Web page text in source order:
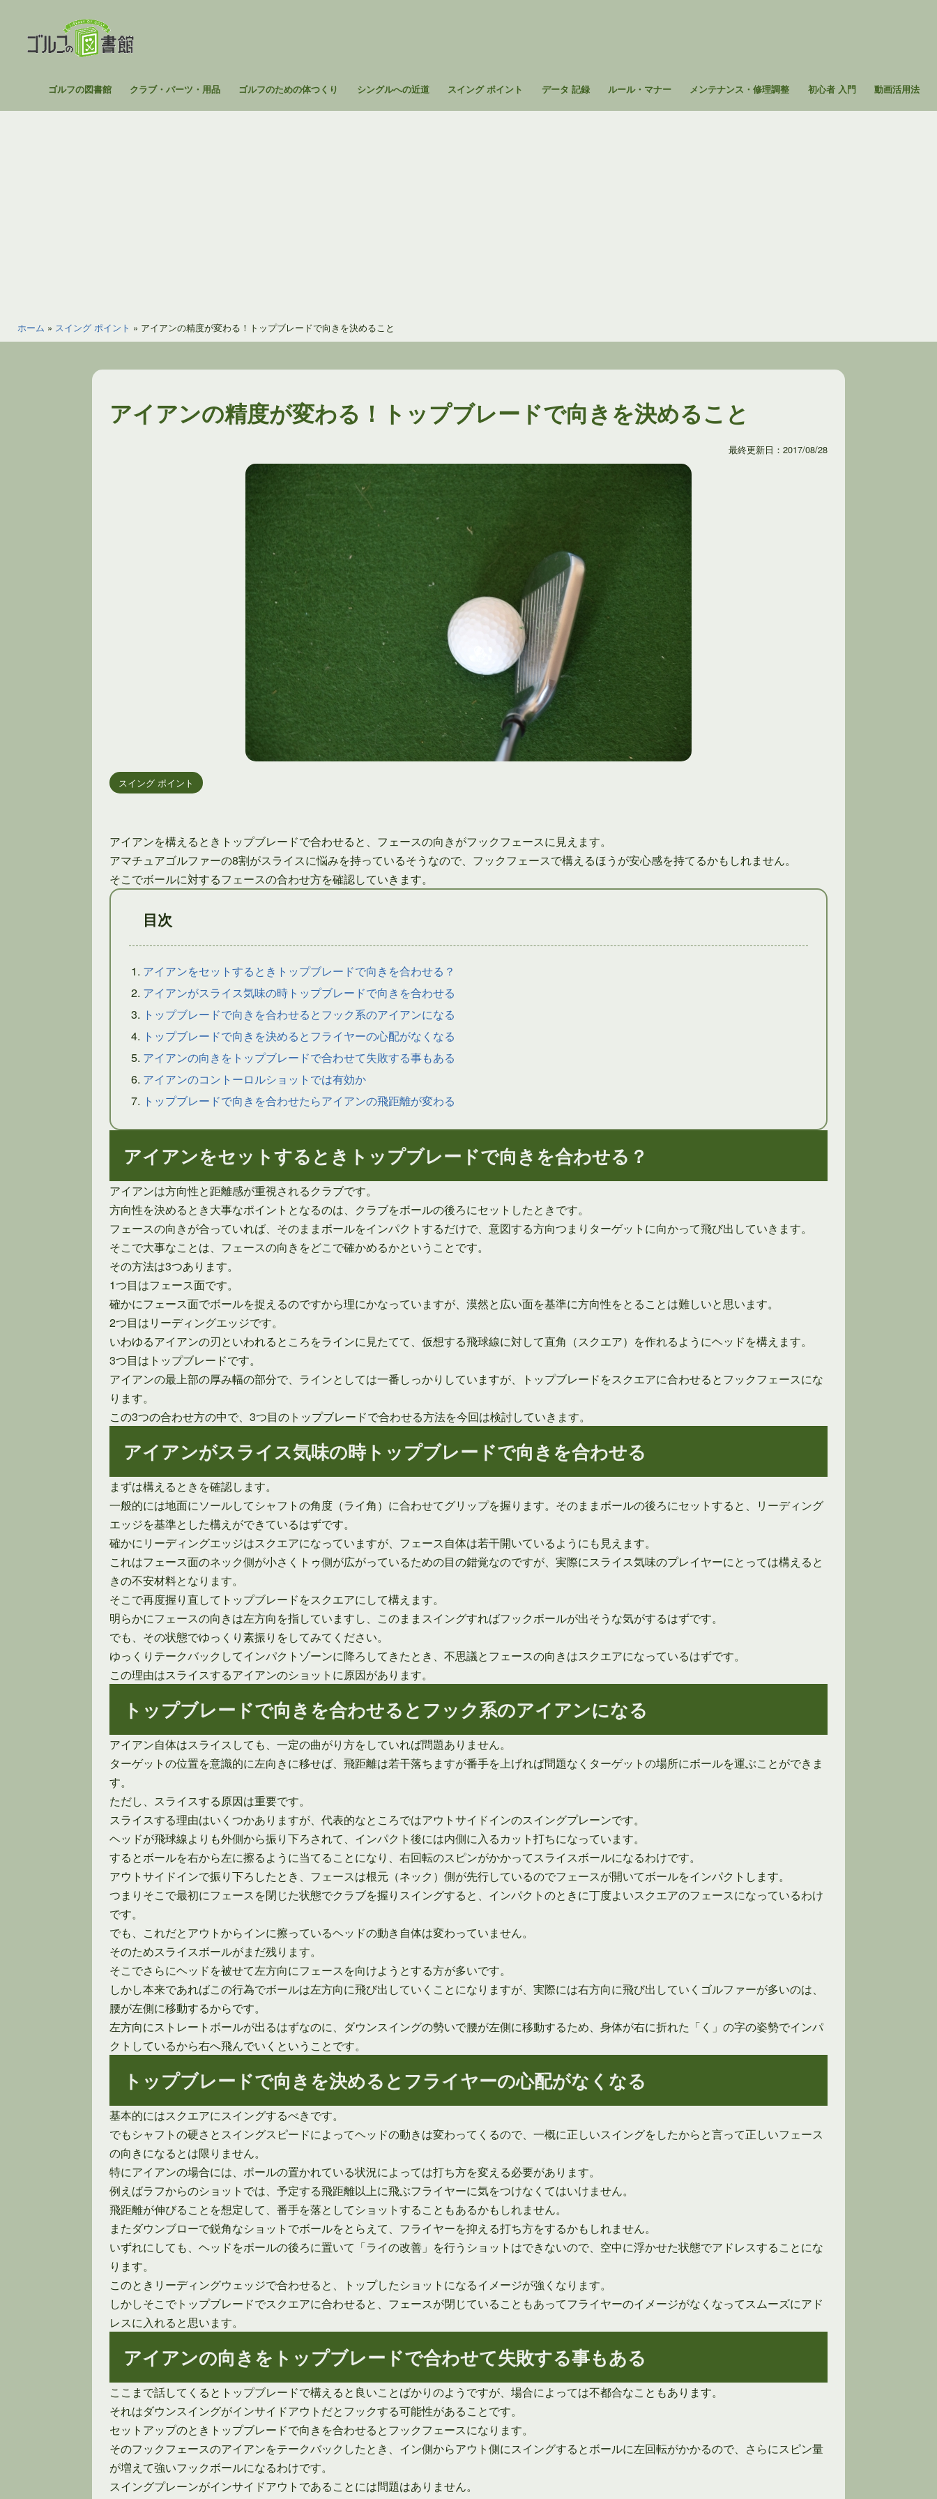
ゴルフの図書館 クラブ・パーツ・用品 ゴルフのための体つくり シングルへの近道 スイング ポイント データ 記録 ルール・マナー メンテナンス・修理調整 初心者 入門 動画活用法
ホーム » スイング ポイント » アイアンの精度が変わる！トップブレードで向きを決めること
アイアンの精度が変わる！トップブレードで向きを決めること
最終更新日：2017/08/28
スイング ポイント
アイアンを構えるときトップブレードで合わせると、フェースの向きがフックフェースに見えます。
アマチュアゴルファーの8割がスライスに悩みを持っているそうなので、フックフェースで構えるほうが安心感を持てるかもしれません。
そこでボールに対するフェースの合わせ方を確認していきます。
目次
アイアンをセットするときトップブレードで向きを合わせる？
アイアンがスライス気味の時トップブレードで向きを合わせる
トップブレードで向きを合わせるとフック系のアイアンになる
トップブレードで向きを決めるとフライヤーの心配がなくなる
アイアンの向きをトップブレードで合わせて失敗する事もある
アイアンのコントーロルショットでは有効か
トップブレードで向きを合わせたらアイアンの飛距離が変わる
アイアンをセットするときトップブレードで向きを合わせる？
アイアンは方向性と距離感が重視されるクラブです。
方向性を決めるとき大事なポイントとなるのは、クラブをボールの後ろにセットしたときです。
フェースの向きが合っていれば、そのままボールをインパクトするだけで、意図する方向つまりターゲットに向かって飛び出していきます。
そこで大事なことは、フェースの向きをどこで確かめるかということです。
その方法は3つあります。
1つ目はフェース面です。
確かにフェース面でボールを捉えるのですから理にかなっていますが、漠然と広い面を基準に方向性をとることは難しいと思います。
2つ目はリーディングエッジです。
いわゆるアイアンの刃といわれるところをラインに見たてて、仮想する飛球線に対して直角（スクエア）を作れるようにヘッドを構えます。
3つ目はトップブレードです。
アイアンの最上部の厚み幅の部分で、ラインとしては一番しっかりしていますが、トップブレードをスクエアに合わせるとフックフェースにな
ります。
この3つの合わせ方の中で、3つ目のトップブレードで合わせる方法を今回は検討していきます。
アイアンがスライス気味の時トップブレードで向きを合わせる
まずは構えるときを確認します。
一般的には地面にソールしてシャフトの角度（ライ角）に合わせてグリップを握ります。そのままボールの後ろにセットすると、リーディング
エッジを基準とした構えができているはずです。
確かにリーディングエッジはスクエアになっていますが、フェース自体は若干開いているようにも見えます。
これはフェース面のネック側が小さくトゥ側が広がっているための目の錯覚なのですが、実際にスライス気味のプレイヤーにとっては構えると
きの不安材料となります。
そこで再度握り直してトップブレードをスクエアにして構えます。
明らかにフェースの向きは左方向を指していますし、このままスイングすればフックボールが出そうな気がするはずです。
でも、その状態でゆっくり素振りをしてみてください。
ゆっくりテークバックしてインパクトゾーンに降ろしてきたとき、不思議とフェースの向きはスクエアになっているはずです。
この理由はスライスするアイアンのショットに原因があります。
トップブレードで向きを合わせるとフック系のアイアンになる
アイアン自体はスライスしても、一定の曲がり方をしていれば問題ありません。
ターゲットの位置を意識的に左向きに移せば、飛距離は若干落ちますが番手を上げれば問題なくターゲットの場所にボールを運ぶことができま
す。
ただし、スライスする原因は重要です。
スライスする理由はいくつかありますが、代表的なところではアウトサイドインのスイングプレーンです。
ヘッドが飛球線よりも外側から振り下ろされて、インパクト後には内側に入るカット打ちになっています。
するとボールを右から左に擦るように当てることになり、右回転のスピンがかかってスライスボールになるわけです。
アウトサイドインで振り下ろしたとき、フェースは根元（ネック）側が先行しているのでフェースが開いてボールをインパクトします。
つまりそこで最初にフェースを閉じた状態でクラブを握りスイングすると、インパクトのときに丁度よいスクエアのフェースになっているわけ
です。
でも、これだとアウトからインに擦っているヘッドの動き自体は変わっていません。
そのためスライスボールがまだ残ります。
そこでさらにヘッドを被せて左方向にフェースを向けようとする方が多いです。
しかし本来であればこの行為でボールは左方向に飛び出していくことになりますが、実際には右方向に飛び出していくゴルファーが多いのは、
腰が左側に移動するからです。
左方向にストレートボールが出るはずなのに、ダウンスイングの勢いで腰が左側に移動するため、身体が右に折れた「く」の字の姿勢でインパ
クトしているから右へ飛んでいくということです。
トップブレードで向きを決めるとフライヤーの心配がなくなる
基本的にはスクエアにスイングするべきです。
でもシャフトの硬さとスイングスピードによってヘッドの動きは変わってくるので、一概に正しいスイングをしたからと言って正しいフェース
の向きになるとは限りません。
特にアイアンの場合には、ボールの置かれている状況によっては打ち方を変える必要があります。
例えばラフからのショットでは、予定する飛距離以上に飛ぶフライヤーに気をつけなくてはいけません。
飛距離が伸びることを想定して、番手を落としてショットすることもあるかもしれません。
またダウンブローで鋭角なショットでボールをとらえて、フライヤーを抑える打ち方をするかもしれません。
いずれにしても、ヘッドをボールの後ろに置いて「ライの改善」を行うショットはできないので、空中に浮かせた状態でアドレスすることにな
ります。
このときリーディングウェッジで合わせると、トップしたショットになるイメージが強くなります。
しかしそこでトップブレードでスクエアに合わせると、フェースが閉じていることもあってフライヤーのイメージがなくなってスムーズにアド
レスに入れると思います。
アイアンの向きをトップブレードで合わせて失敗する事もある
ここまで話してくるとトップブレードで構えると良いことばかりのようですが、場合によっては不都合なこともあります。
それはダウンスイングがインサイドアウトだとフックする可能性があることです。
セットアップのときトップブレードで向きを合わせるとフックフェースになります。
そのフックフェースのアイアンをテークバックしたとき、イン側からアウト側にスイングするとボールに左回転がかかるので、さらにスピン量
が増えて強いフックボールになるわけです。
スイングプレーンがインサイドアウトであることには問題はありません。